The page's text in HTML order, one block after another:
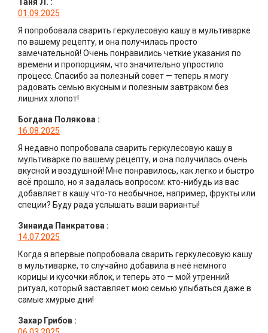
01.09.2025
Я попробовала сварить геркулесовую кашу в мультиварке
по вашему рецепту, и она получилась просто
замечательной! Очень понравились четкие указания по
времени и пропорциям, что значительно упростило
процесс. Спасибо за полезный совет — теперь я могу
радовать семью вкусным и полезным завтраком без
лишних хлопот!
Богдана Полякова :
16.08.2025
Я недавно попробовала сварить геркулесовую кашу в
мультиварке по вашему рецепту, и она получилась очень
вкусной и воздушной! Мне понравилось, как легко и быстро
всё прошло, но я задалась вопросом: кто-нибудь из вас
добавляет в кашу что-то необычное, например, фрукты или
специи? Буду рада услышать ваши варианты!
Зинаида Панкратова :
14.07.2025
Когда я впервые попробовала сварить геркулесовую кашу
в мультиварке, то случайно добавила в неё немного
корицы и кусочки яблок, и теперь это — мой утренний
ритуал, который заставляет мою семью улыбаться даже в
самые хмурые дни!
Захар Грибов :